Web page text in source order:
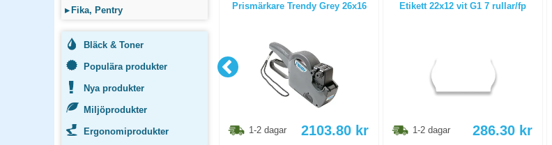
▸ Fika, Pentry
Bläck & Toner
Populära produkter
Nya produkter
Miljöprodukter
Ergonomiprodukter
Fästen 40mm Standard 21311
5000st/fp
1-2 dagar 298.80
Prismärkare Trendy Grey 26x16
1-2 dagar 2103.80 kr
Etikett 22x12 vit G1 7 rullar/fp
1-2 dagar 286.30 kr